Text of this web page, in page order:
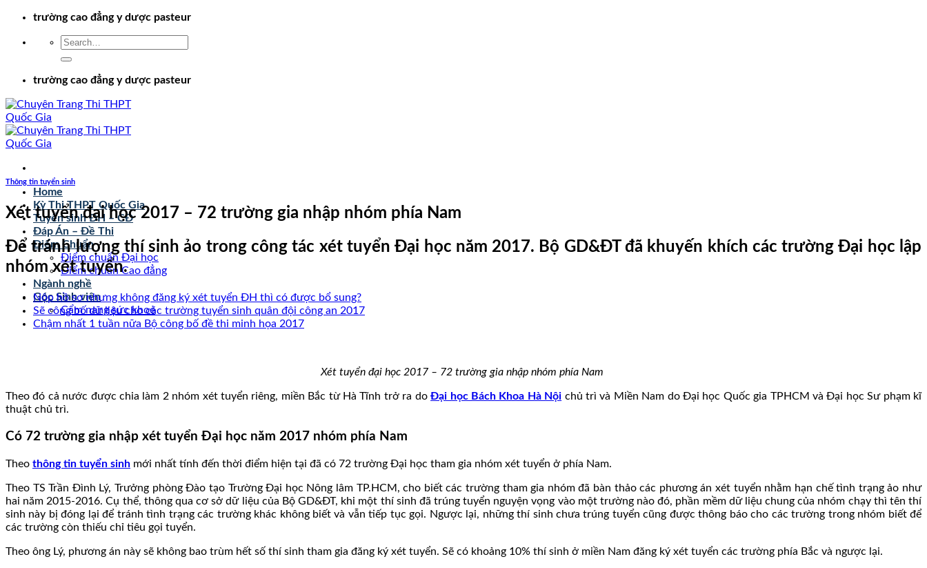
Chuyểntrường cao đẳng y dược pasteur
trường cao đẳng y dược pasteur
Home
Kỳ Thi THPT Quốc Gia
Tuyển sinh ĐH – CĐ
Đáp Án – Đề Thi
Điểm Chuẩn
Điểm chuẩn Đại học
Điểm chuẩn Cao đẳng
Ngành nghề
Góc Sinh viên
Cẩm nang sức khoẻ
Thông tin tuyển sinh
Xét tuyển đại học 2017 – 72 trường gia nhập nhóm phía Nam
Để tránh lượng thí sinh ảo trong công tác xét tuyển Đại học năm 2017. Bộ GD&ĐT đã khuyến khích các trường Đại học lập
nhóm xét tuyển.
Nộp hồ sơ nhưng không đăng ký xét tuyển ĐH thì có được bổ sung?
Sẽ công bố dữ liệu cho các trường tuyển sinh quân đội công an 2017
Chậm nhất 1 tuần nữa Bộ công bố đề thi minh họa 2017
Xét tuyển đại học 2017 – 72 trường gia nhập nhóm phía Nam
Theo đó cả nước được chia làm 2 nhóm xét tuyển riêng, miền Bắc từ Hà Tĩnh trở ra doĐại học Bách Khoa Hà Nội chủ trì và Miền Nam do Đại học Quốc gia TPHCM và Đại học Sư phạm kĩ
thuật chủ trì.
Có 72 trường gia nhập xét tuyển Đại học năm 2017 nhóm phía Nam
Theo thông tin tuyển sinh mới nhất tính đến thời điểm hiện tại đã có 72 trường Đại học tham gia nhóm xét tuyển ở phía Nam.
Theo TS Trần Đình Lý, Trưởng phòng Đào tạo Trường Đại học Nông lâm TP.HCM, cho biết các trường tham gia nhóm đã bàn thảo các phương án xét tuyển nhằm hạn chế tình trạng ảo như
hai năm 2015-2016. Cụ thể, thông qua cơ sở dữ liệu của Bộ GD&ĐT, khi một thí sinh đã trúng tuyển nguyện vọng vào một trường nào đó, phần mềm dữ liệu chung của nhóm chạy thì tên thí
sinh này bị đóng lại để tránh tình trạng các trường khác không biết và vẫn tiếp tục gọi. Ngược lại, những thí sinh chưa trúng tuyển cũng được thông báo cho các trường trong nhóm biết để
các trường còn thiếu chỉ tiêu gọi tuyển.
Theo ông Lý, phương án này sẽ không bao trùm hết số thí sinh tham gia đăng ký xét tuyển. Sẽ có khoảng 10% thí sinh ở miền Nam đăng ký xét tuyển các trường phía Bắc và ngược lại.